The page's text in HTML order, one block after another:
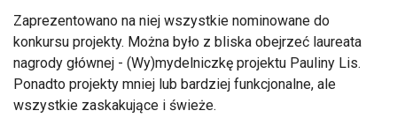
Zaprezentowano na niej wszystkie nominowane do
konkursu projekty. Można było z bliska obejrzeć laureata
nagrody głównej - (Wy)mydelniczkę projektu Pauliny Lis.
Ponadto projekty mniej lub bardziej funkcjonalne, ale
wszystkie zaskakujące i świeże.